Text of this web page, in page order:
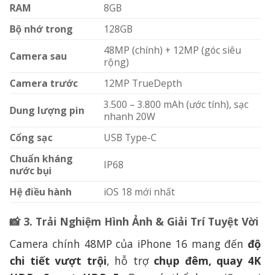
RAM
8GB
Bộ nhớ trong
128GB
Camera sau
48MP (chính) + 12MP (góc siêu
rộng)
Camera trước
12MP TrueDepth
Dung lượng pin
3.500 – 3.800 mAh (ước tính), sạc
nhanh 20W
Cổng sạc
USB Type-C
Chuẩn kháng
nước bụi
IP68
Hệ điều hành iOS 18 mới nhất
📸 3. Trải Nghiệm Hình Ảnh & Giải Trí Tuyệt Vời
Camera chính 48MP của iPhone 16 mang đến độ
chi tiết vượt trội, hỗ trợ chụp đêm, quay 4K